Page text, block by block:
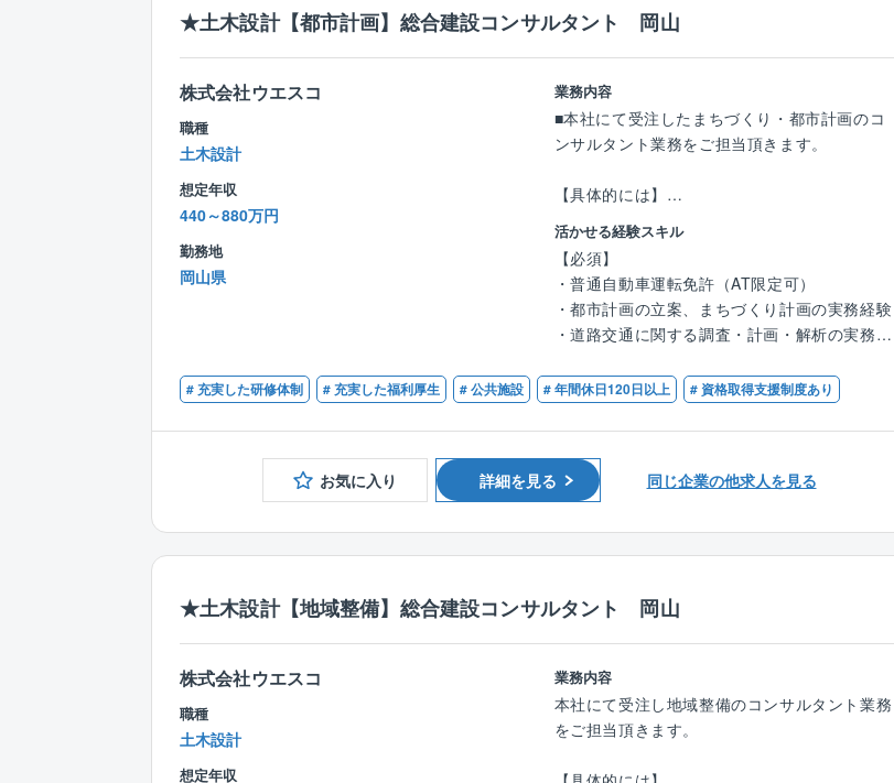
礎調査、立地適正化計画、都市計画マスタープ
ラン策定など
・直近の実績：都市計画基礎調査、都市計画区
域見直し、地区計画見直し
【ワークライフバランス】
各部署、時期によって異なりますが、平均的な
【同社の特徴】
■無借金経営、自己資本率75％超えの安定した
経営基盤を誇り、既存事業だけではなく、施設
運営等の新規事業にも積極的に挑戦し、安定と
■同社の主要顧客は官公庁（国、地方自治体
定して案件獲得をしています。
■技術士の有資格者や経験豊富な社員が多く、
さの証明に繋がる為、業務時間内での時間を確
保し、先輩社員が育成に携わっています。会社
として資格取得をバックアップする体制が整っ
ています。
《社風》
く働き易い環境がございます。◎平均勤続年
★土木設計【都市計画】総合建設コンサルタント 岡山
株式会社ウエスコ
職種
土木設計
想定年収
440～880万円
勤務地
岡山県
業務内容
■本社にて受注したまちづくり・都市計画のコ
ンサルタント業務をご担当頂きます。
【具体的には】
・まちづくり支援全般：都市構造や土地利用の
マスタープラン策定、景観・ランドスケープデ
ザイン、まちづくり活動支援、コミュニティデ
ザイン
・地域に合わせた提案：人口減少、高齢化、自
然災害の激甚化など社会情勢を踏まえ、各市町
村の状況を調査・分析し、地域に最適なまちづ
くりの提案
ます。
※使用ソフト：QGIS、イラストレーター
・主な受注先：都府県、市町村
・近年同社で力を入れている案件：都市計画基
礎調査、立地適正化計画、都市計画マスタープ
ラン策定など
・直近の実績：都市計画基礎調査、都市計画区
域見直し、地区計画見直し
【ワークライフバランス】
活かせる経験スキル
【必須】
・普通自動車運転免許（AT限定可）
・都市計画の立案、まちづくり計画の実務経験
・道路交通に関する調査・計画・解析の実務経
・面整備（企業用地・住宅用地・公園緑地・ス
ポーツ施設・景観デザインなど）の調査・計
画・設計の実務経験
【優遇】
・RCCM（都市計画及び地方計画）
# 充実した研修体制 # 充実した福利厚生 # 公共施設 # 年間休日120日以上 # 資格取得支援制度あり
お気に入り 詳細を見る 同じ企業の他求人を見る
★土木設計【地域整備】総合建設コンサルタント 岡山
株式会社ウエスコ
職種
土木設計
想定年収
業務内容
本社にて受注し地域整備のコンサルタント業務
をご担当頂きます。